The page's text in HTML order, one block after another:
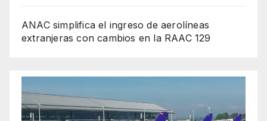
ANAC simplifica el ingreso de aerolíneas
extranjeras con cambios en la RAAC 129